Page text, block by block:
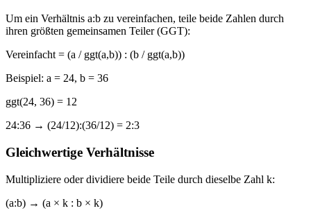
Um ein Verhältnis a:b zu vereinfachen, teile beide Zahlen durch
ihren größten gemeinsamen Teiler (GGT):
Vereinfacht = (a / ggt(a,b)) : (b / ggt(a,b))
Beispiel: a = 24, b = 36
ggt(24, 36) = 12
24:36 → (24/12):(36/12) = 2:3
Gleichwertige Verhältnisse
Multipliziere oder dividiere beide Teile durch dieselbe Zahl k:
(a:b) → (a × k : b × k)